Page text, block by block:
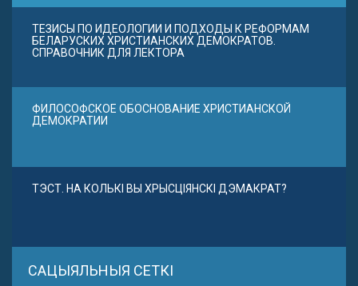
ТЕЗИСЫ ПО ИДЕОЛОГИИ И ПОДХОДЫ К РЕФОРМАМ
БЕЛАРУСКИХ ХРИСТИАНСКИХ ДЕМОКРАТОВ.
СПРАВОЧНИК ДЛЯ ЛЕКТОРА
ФИЛОСОФСКОЕ ОБОСНОВАНИЕ ХРИСТИАНСКОЙ
ДЕМОКРАТИИ
ТЭСТ. НА КОЛЬКІ ВЫ ХРЫСЦІЯНСКІ ДЭМАКРАТ?
САЦЫЯЛЬНЫЯ СЕТКІ